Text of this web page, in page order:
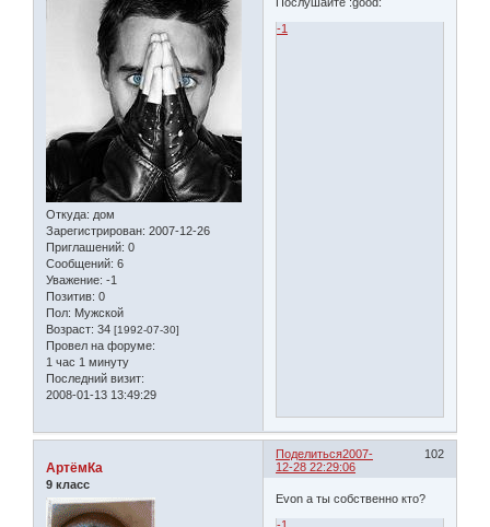
Откуда: дом
Зарегистрирован: 2007-12-26
Приглашений: 0
Сообщений: 6
Уважение: -1
Позитив: 0
Пол: Мужской
Возраст: 34 [1992-07-30]
Провел на форуме:
1 час 1 минуту
Последний визит:
2008-01-13 13:49:29
-1
Поделиться 102
2007-
12-28 22:29:06
АртёмКа
9 класс
Evon а ты собственно кто?